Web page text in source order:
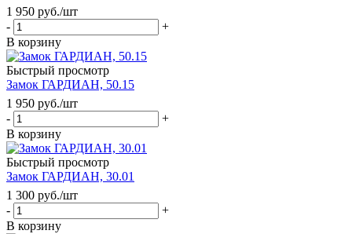
1 950 руб./шт
-
+
В корзину
Быстрый просмотр
Замок ГАРДИАН, 50.15
1 950 руб./шт
-
+
В корзину
Быстрый просмотр
Замок ГАРДИАН, 30.01
1 300 руб./шт
-
+
В корзину